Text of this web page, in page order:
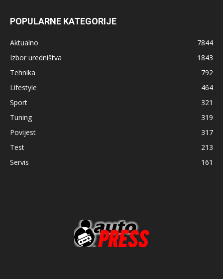
POPULARNE KATEGORIJE
Aktualno
7844
Izbor uredništva
1843
Tehnika
792
Lifestyle
464
Sport
321
Tuning
319
Povijest
317
Test
213
Servis
161